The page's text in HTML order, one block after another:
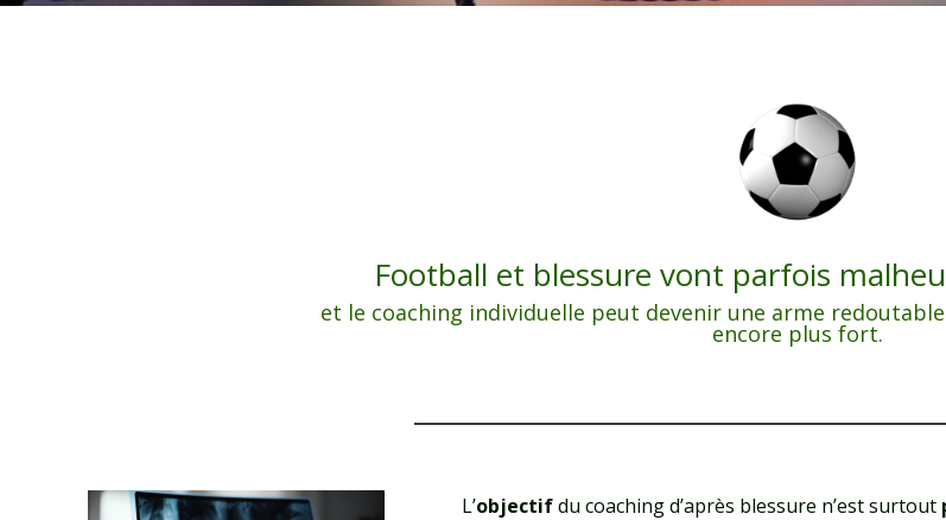
Football et blessure vont parfois
et le coaching individuelle peut devenir une arme
encore plus fort.
L’objectifdu coaching d’après blessure n’est surtout